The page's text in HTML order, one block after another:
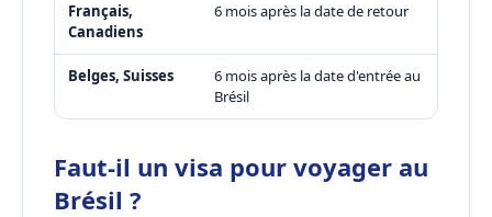
Français,
Canadiens
6 mois après la date de retour
Belges, Suisses
6 mois après la date d'entrée au
Brésil
Faut-il un visa pour voyager au
Brésil ?